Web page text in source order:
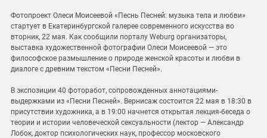
Фотопроект Олеси Моисеевой «Песнь Песней: музыка тела и любви»
стартует в Екатеринбургской галерее современного искусства во
вторник, 22 мая. Как сообщили порталу Weburg организаторы,
выставка художественной фотографии Олеси Моисеевой — это
философское размышление о природе женской красоты и любви в
диалоге с древним текстом «Песни Песней».
В экспозиции 40 фоторабот, сопровожденных аннотациями-
выдержками из «Песни Песней». Вернисаж состоится 22 мая в 18:30 в
присутствии художника, а в 19:00 начнется открытая лекция-беседа о
теории и истории человеческой сексуальности (лектор — Александр
Лобок, доктор психологических наук, профессор московского